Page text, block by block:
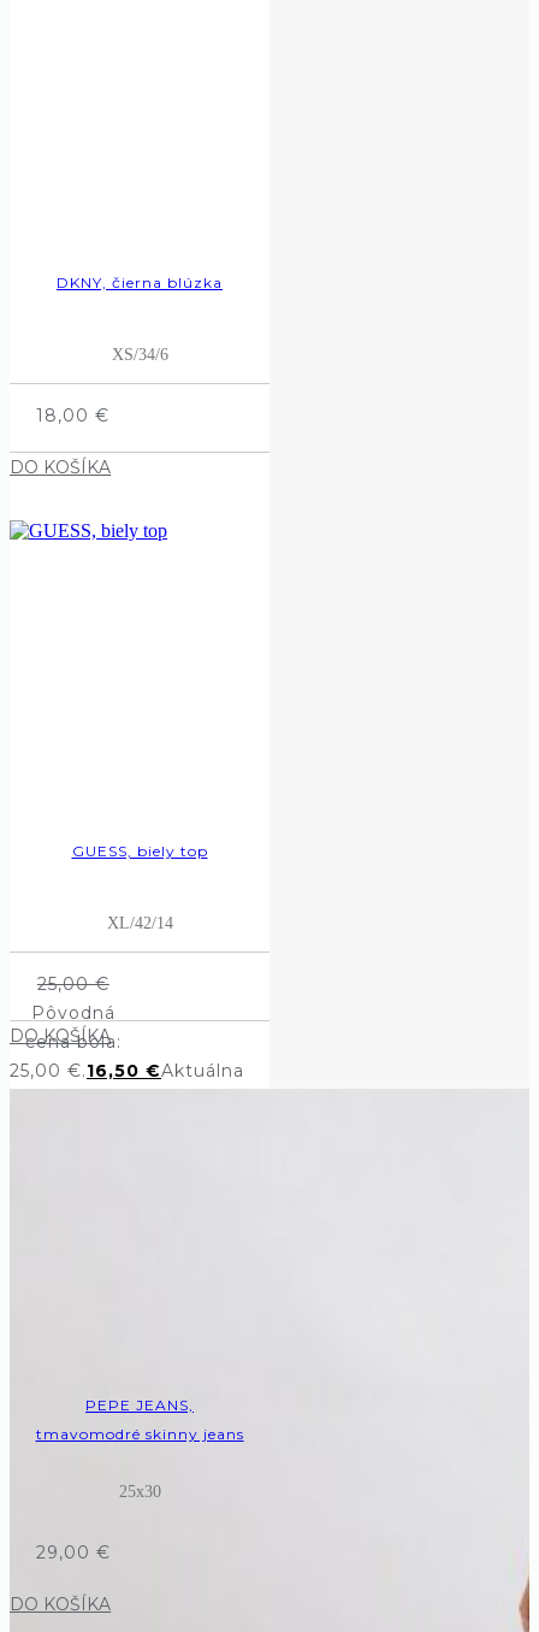
DKNY, čierna blúzka
XS/34/6
18,00€
DO KOŠÍKA
GUESS, biely top
XL/42/14
25,00€
Pôvodná
cena bola:
25,00 €.16,50 €Aktuálna
DO KOŠÍKA
PEPE JEANS,
tmavomodré skinny jeans
25x30
29,00 €
DO KOŠÍKA